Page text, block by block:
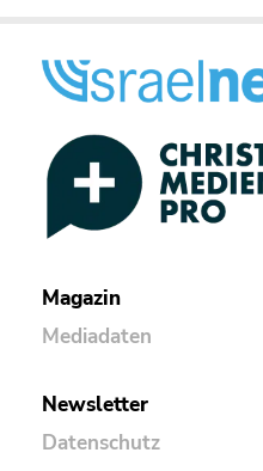
Magazin
Mediadaten
Newsletter
Datenschutz